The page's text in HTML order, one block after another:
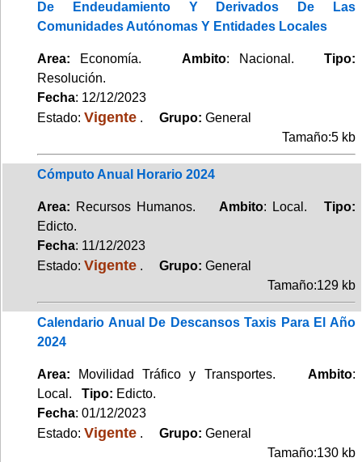
De Endeudamiento Y Derivados De Las
Comunidades Autónomas Y Entidades Locales
Area: Economía. Ambito: Nacional.Tipo:
Resolución.
Fecha: 12/12/2023
Estado: Vigente . Grupo: General
Tamaño:5 kb
Cómputo Anual Horario 2024
Area: Recursos Humanos. Ambito: Local.Tipo:
Edicto.
Fecha: 11/12/2023
Estado: Vigente . Grupo: General
Tamaño:129 kb
Calendario Anual De Descansos Taxis Para El Año
2024
Area: Movilidad Tráfico y Transportes. Ambito:
Local. Tipo: Edicto.
Fecha: 01/12/2023
Estado: Vigente . Grupo: General
Tamaño:130 kb